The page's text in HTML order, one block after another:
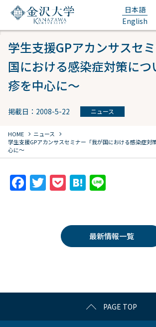
日本語
English
学生支援GPアカンサスセ
国における感染症対策につ
疹を中心に～
掲載日：2008-5-22 ニュース
HOME chevron_right ニュース chevron_right
学生支援GPアカンサスセミナー「我が国における感染症対
心に～
F
k
T
er
P
k
et
H
n
a
最新情報一覧
PAGE TOP